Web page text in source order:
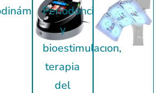
Periodoncia
y
bioestimulacion,
terapia
del